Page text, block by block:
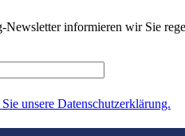
informieren wir Sie
unsere Datenschutzerklärung.